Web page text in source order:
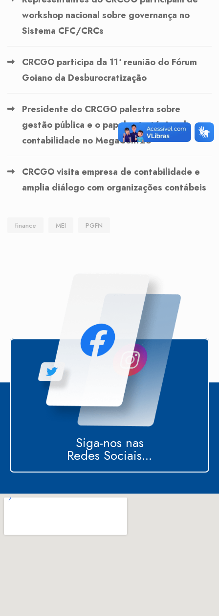
workshop nacional sobre governança no
Sistema CFC/CRCs
CRCGO participa da 11ª reunião do Fórum
Goiano da Desburocratização
Presidente do CRCGO palestra sobre
gestão pública e o papel estratégico da
contabilidade no MegaConf26
CRCGO visita empresa de contabilidade e
amplia diálogo com organizações contábeis
finance MEI PGFN
Siga-nos nas
Redes Sociais...